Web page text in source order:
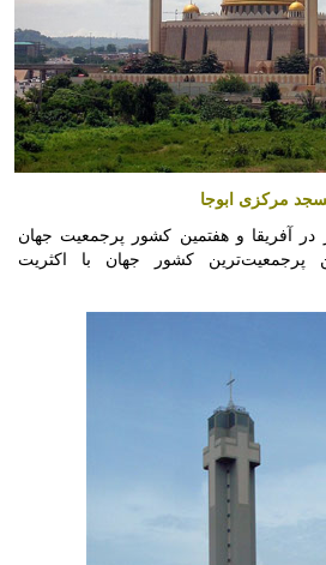
مرکزی ابوجا
در آفریقا و هفتمین کشور پرجمعیت جهان
کشور جهان با اکثریت